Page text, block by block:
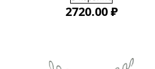
2720.00 ₽